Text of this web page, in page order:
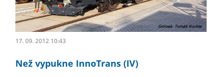
17. 09. 2012 10:43
Než vypukne InnoTrans (IV)